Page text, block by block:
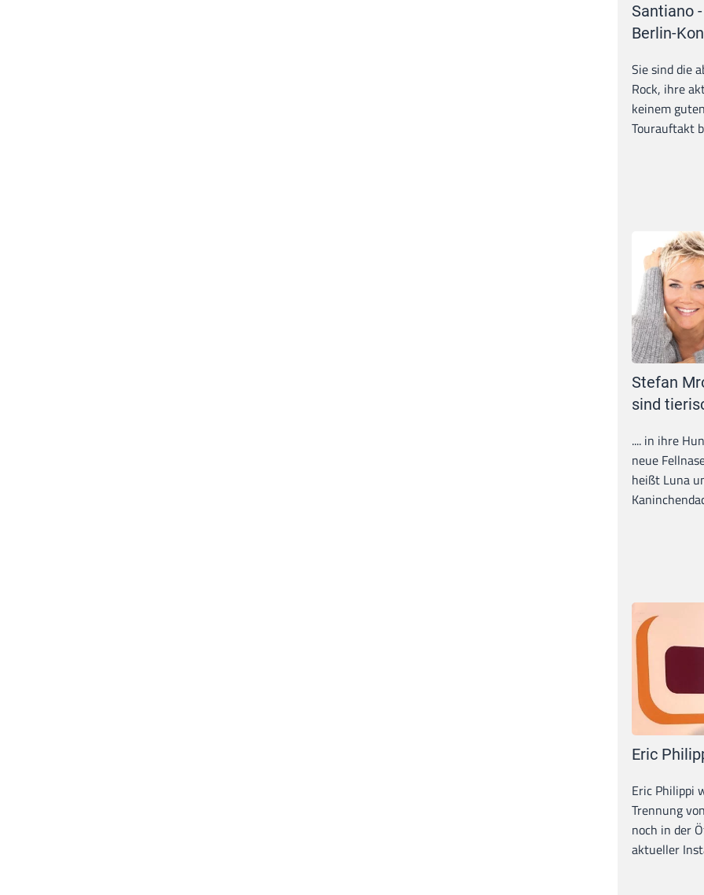
Santiano
Berlin-
Sie sind die
Rock, ihre
keinem
Tourauftakt
Stefan
sind
.... in ihre
neue
heißt Luna
Eric
Eric Philippi
Trennung
noch in der
aktueller